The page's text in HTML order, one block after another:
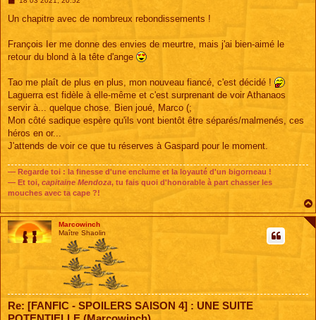
s
g
Un chapitre avec de nombreux rebondissements !
François Ier me donne des envies de meurtre, mais j'ai bien-aimé le
retour du blond à la tête d'ange
Tao me plaît de plus en plus, mon nouveau fiancé, c'est décidé !
Laguerra est fidèle à elle-même et c'est surprenant de voir Athanaos
servir à... quelque chose. Bien joué, Marco (;
Mon côté sadique espère qu'ils vont bientôt être séparés/malmenés, ces
héros en or...
J'attends de voir ce que tu réserves à Gaspard pour le moment.
— Regarde toi : la finesse d'une enclume et la loyauté d'un bigorneau !
— Et toi, capitaine Mendoza, tu fais quoi d'honorable à part chasser les
mouches avec ta cape ?!
Marcowinch
Maître Shaolin
Re: [FANFIC - SPOILERS SAISON 4] : UNE SUITE